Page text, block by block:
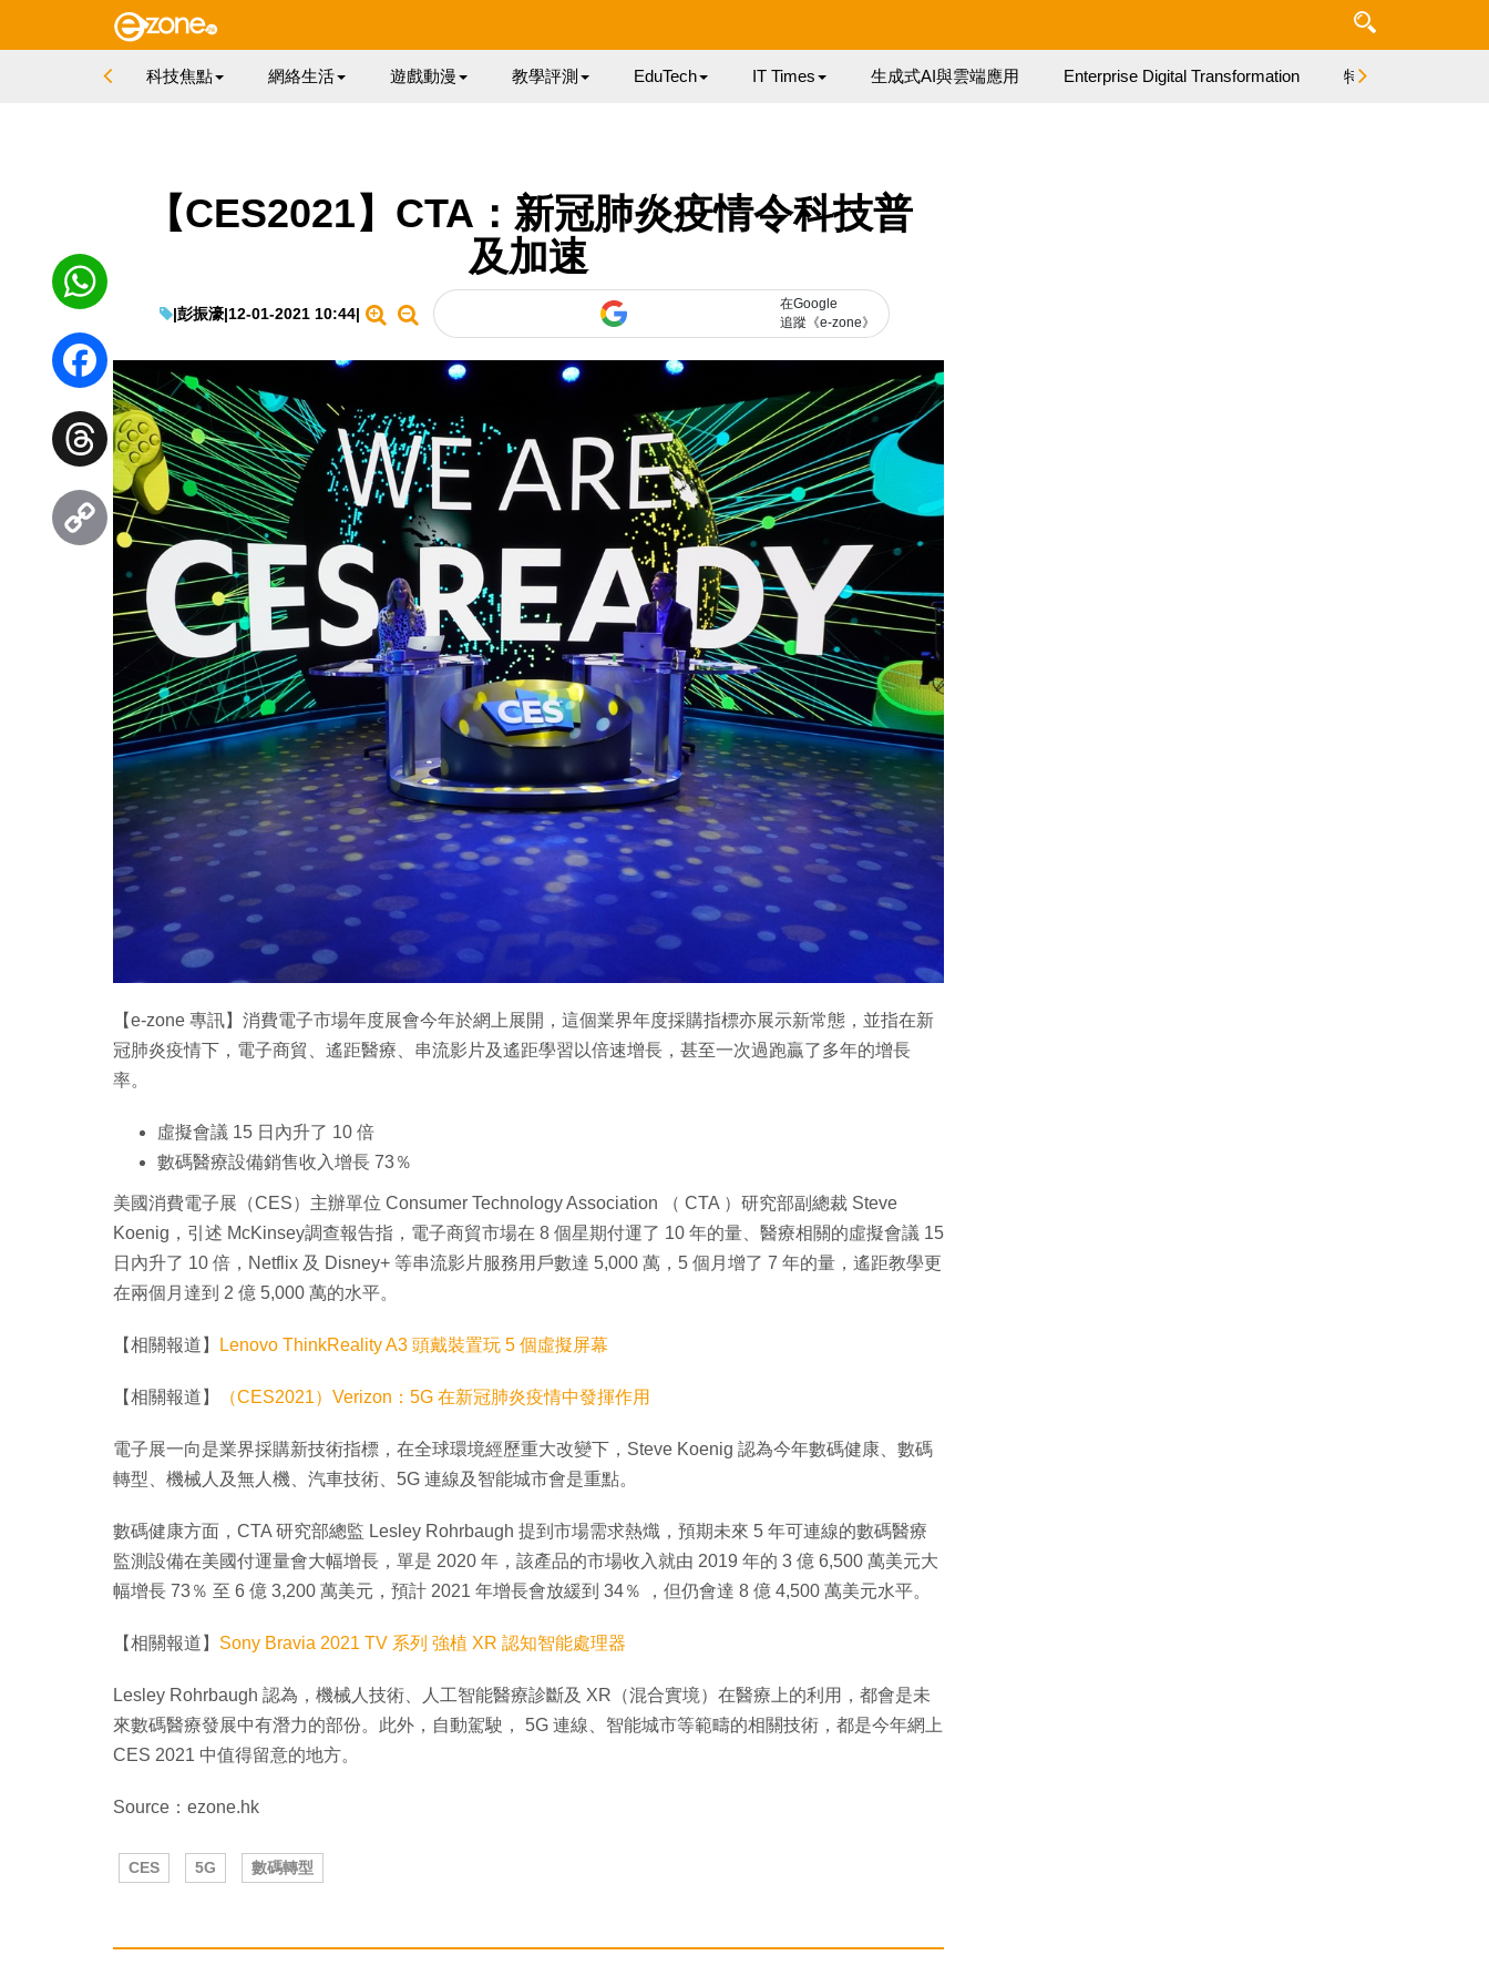
科技焦點 網絡生活 遊戲動漫 教學評測 EduTech IT Times 生成式AI與雲端應用 Enterprise Digital Transformation 特集
【CES2021】CTA：新冠肺炎疫情令科技普
及加速
|彭振濠|12-01-2021 10:44|
在Google
追蹤《e-zone》
【e-zone 專訊】消費電子市場年度展會今年於網上展開，這個業界年度採購指標亦展示新常態，並指在新
冠肺炎疫情下，電子商貿、遙距醫療、串流影片及遙距學習以倍速增長，甚至一次過跑贏了多年的增長
率。
虛擬會議 15 日內升了 10 倍
數碼醫療設備銷售收入增長 73％
美國消費電子展（CES）主辦單位 Consumer Technology Association （ CTA ）研究部副總裁 Steve
Koenig，引述 McKinsey調查報告指，電子商貿市場在 8 個星期付運了 10 年的量、醫療相關的虛擬會議 15
日內升了 10 倍，Netflix 及 Disney+ 等串流影片服務用戶數達 5,000 萬，5 個月增了 7 年的量，遙距教學更
在兩個月達到 2 億 5,000 萬的水平。
【相關報道】 Lenovo ThinkReality A3 頭戴裝置玩 5 個虛擬屏幕
【相關報道】 （CES2021）Verizon：5G 在新冠肺炎疫情中發揮作用
電子展一向是業界採購新技術指標，在全球環境經歷重大改變下，Steve Koenig 認為今年數碼健康、數碼
轉型、機械人及無人機、汽車技術、5G 連線及智能城市會是重點。
數碼健康方面，CTA 研究部總監 Lesley Rohrbaugh 提到市場需求熱熾，預期未來 5 年可連線的數碼醫療
監測設備在美國付運量會大幅增長，單是 2020 年，該產品的市場收入就由 2019 年的 3 億 6,500 萬美元大
幅增長 73％ 至 6 億 3,200 萬美元，預計 2021 年增長會放緩到 34％ ，但仍會達 8 億 4,500 萬美元水平。
【相關報道】 Sony Bravia 2021 TV 系列 強植 XR 認知智能處理器
Lesley Rohrbaugh 認為，機械人技術、人工智能醫療診斷及 XR（混合實境）在醫療上的利用，都會是未
來數碼醫療發展中有潛力的部份。此外，自動駕駛， 5G 連線、智能城市等範疇的相關技術，都是今年網上
CES 2021 中值得留意的地方。
Source：ezone.hk
CES 5G 數碼轉型
WhatsApp
Facebook
Threads
Copy
Link